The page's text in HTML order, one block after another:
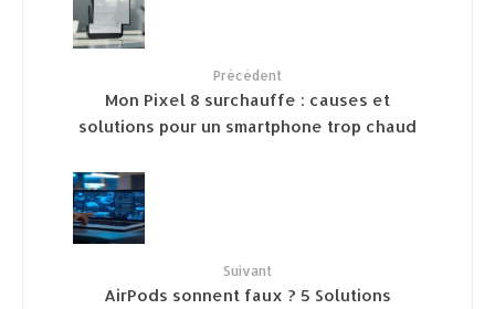
Précédent
Mon Pixel 8 surchauffe : causes et
solutions pour un smartphone trop chaud
Suivant
AirPods sonnent faux ? 5 Solutions